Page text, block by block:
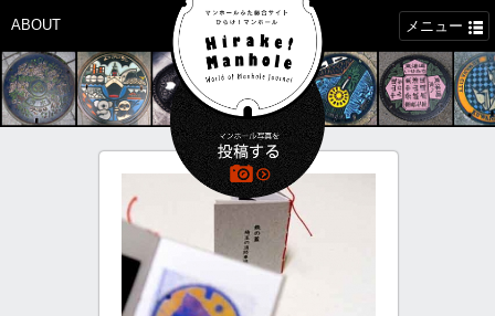
ABOUT メニュー